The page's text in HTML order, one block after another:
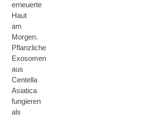
erneuerte
Haut
am
Morgen.
Pflanzliche
Exosomen
aus
Centella
Asiatica
fungieren
als